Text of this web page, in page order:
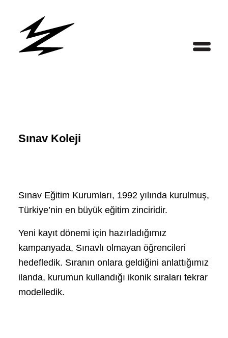
Sınav Koleji
Sınav Eğitim Kurumları, 1992 yılında kurulmuş,
Türkiye’nin en büyük eğitim zinciridir.
Yeni kayıt dönemi için hazırladığımız
kampanyada, Sınavlı olmayan öğrencileri
hedefledik. Sıranın onlara geldiğini anlattığımız
ilanda, kurumun kullandığı ikonik sıraları tekrar
modelledik.